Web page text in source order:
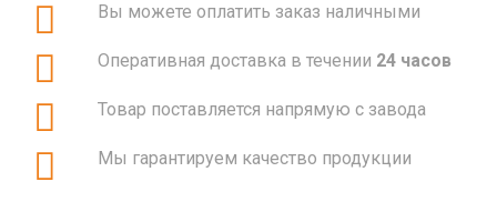
Вы можете оплатить заказ наличными
Оперативная доставка в течении 24 часов
Товар поставляется напрямую с завода
Мы гарантируем качество продукции